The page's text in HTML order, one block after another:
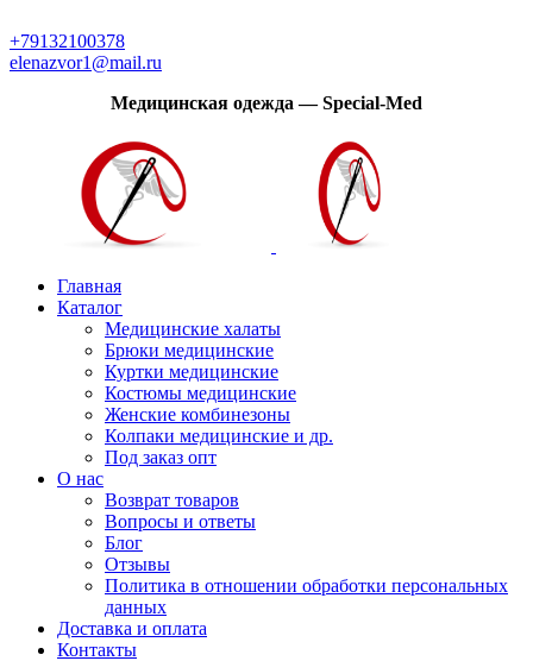
+79132100378
elenazvor1@mail.ru
Медицинская одежда — Special-Med
Главная
Каталог
Медицинские халаты
Брюки медицинские
Куртки медицинские
Костюмы медицинские
Женские комбинезоны
Колпаки медицинские и др.
Под заказ опт
О нас
Возврат товаров
Вопросы и ответы
Блог
Отзывы
Политика в отношении обработки персональных
данных
Доставка и оплата
Контакты